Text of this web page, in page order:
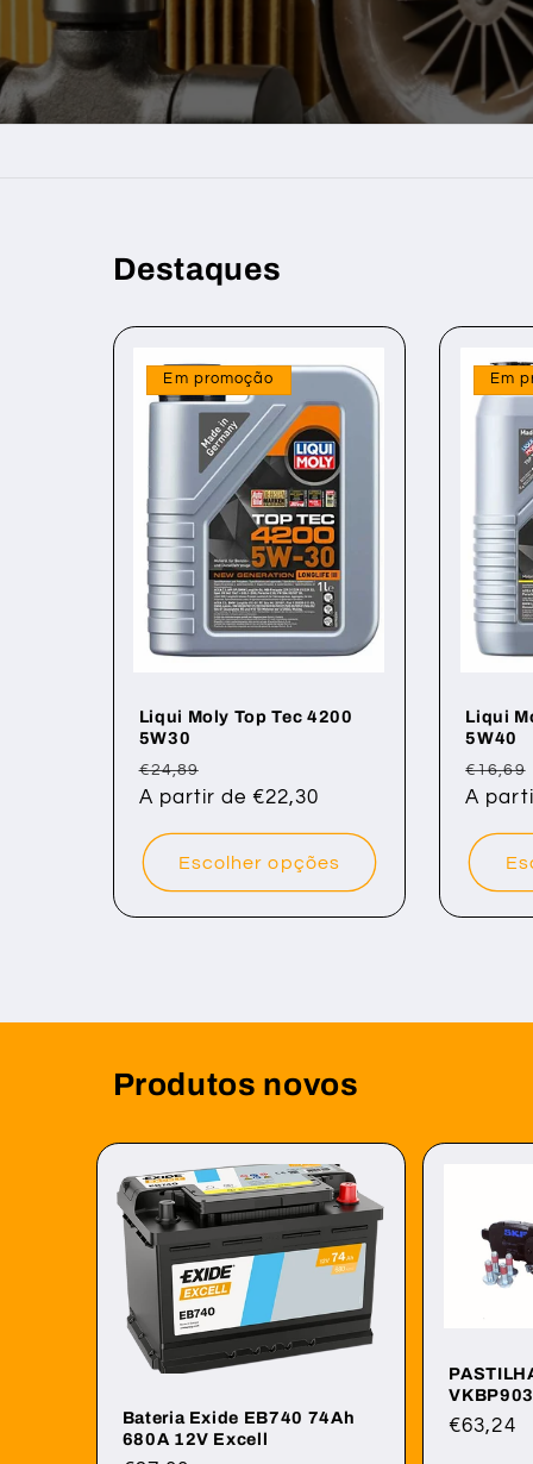
Destaques
Em promoção
Liqui Moly Top Tec 4200
5W30
Preço
normal
€24,89
de
A partir de €22,30
Escolher opções
Em
Liqui
5W40
Preço
€16,69
A
Produtos novos
Bateria Exide EB740 74Ah
680A 12V Excell
Preço
€63,24